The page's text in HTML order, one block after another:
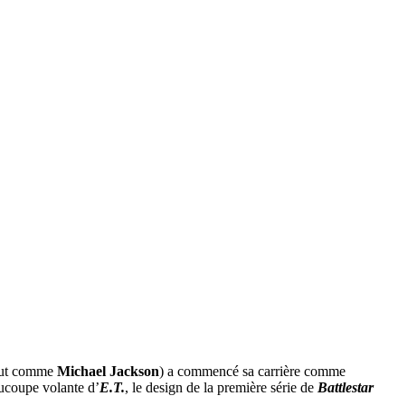
comme Michael Jackson) a commencé sa carrière comme
volante d’E.T., le design de la première série de Battlestar